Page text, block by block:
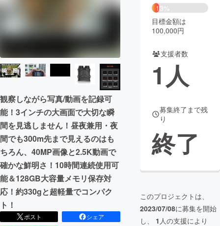
まちづくり・地域活性化
CAMPFIRE for Social Good
CAMPFIRE Creation
CAMPFIREふるさと納税machi-ya コミュニティ
観察しながら写真/動画を記録可
能！3インチの大画面で大切な瞬
間を見逃しません！昼夜兼用・夜
間でも300m先まで見えるのはも
ちろん、40MP画像と2.5K動画で
確かな鮮明さ！10時間連続使用可
能＆128GB大容量メモリ保存対
応！約330gと超軽量でコンパク
ト！
ポスト
シェア
13%
目標金額は
100,000円
支援者数
1人
募集終了まで残
り
終了
このプロジェクトは、
2023/07/08に募集を開始
し、 1 人の支援により